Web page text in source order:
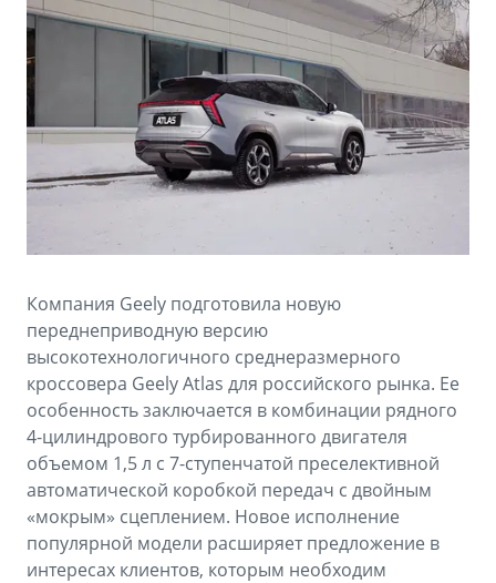
OKAVANGO
от 3 429 990 ₽*
MONJARO
от 4 349 990 ₽*
PREFACE GEELY EX5
Аксессуары
Зарядные устройства
ФИНАНСЫ И УСЛУГИ
Расчет КАСКО
Страхование
GEELY Лизинг
Советы по эксплуатации
Спецпредложения
Помощь на дорогах
Гарантия Geely
Сервисная книжка
Вопросы и ответы
Компания Geely подготовила новую
переднеприводную версию
высокотехнологичного среднеразмерного
кроссовера Geely Atlas для российского рынка. Ее
особенность заключается в комбинации рядного
4-цилиндрового турбированного двигателя
объемом 1,5 л с 7-ступенчатой преселективной
автоматической коробкой передач с двойным
«мокрым» сцеплением. Новое исполнение
популярной модели расширяет предложение в
интересах клиентов, которым необходим